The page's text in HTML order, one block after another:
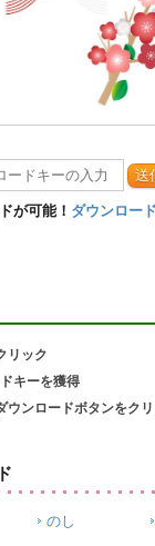
送
が可能！ ダウンロー
リック
キーを獲得
ウンロードボタンをク
のし